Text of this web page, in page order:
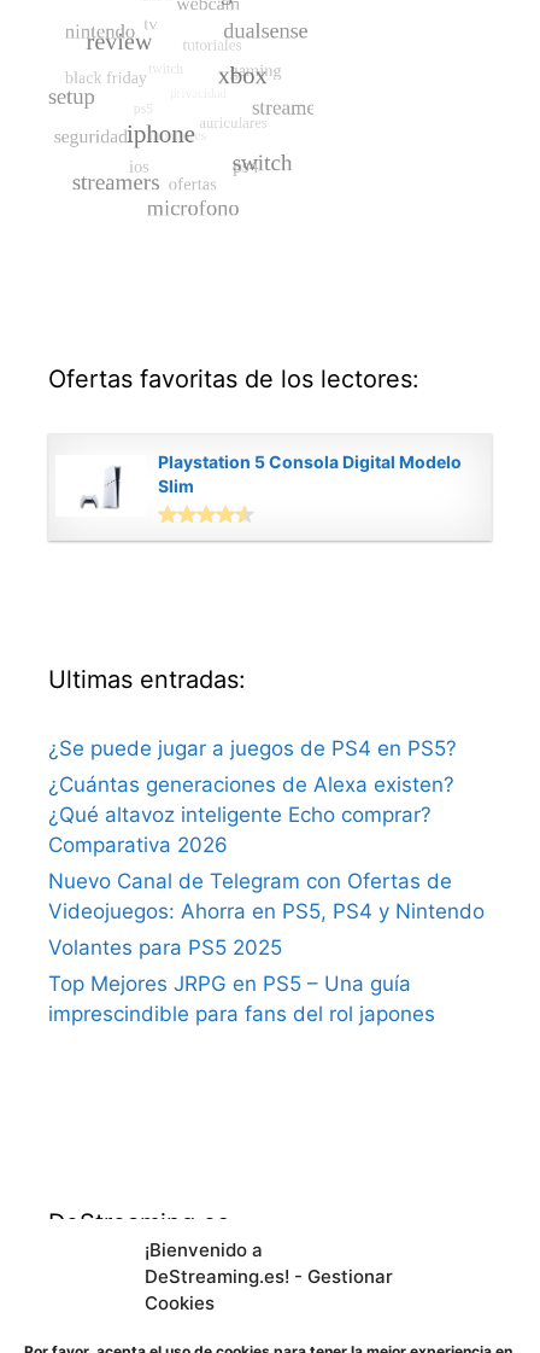
¡Bienvenido a
DeStreaming.es! - Gestionar
Cookies
Ofertas favoritas de los lectores:
Playstation 5 Consola Digital Modelo
Slim
Ultimas entradas:
¿Se puede jugar a juegos de PS4 en PS5?
¿Cuántas generaciones de Alexa existen?
¿Qué altavoz inteligente Echo comprar?
Comparativa 2026
Nuevo Canal de Telegram con Ofertas de
Videojuegos: Ahorra en PS5, PS4 y Nintendo
Volantes para PS5 2025
Top Mejores JRPG en PS5 – Una guía
imprescindible para fans del rol japones
DeStreaming.es
En calidad de afiliado de Amazon, obtengo